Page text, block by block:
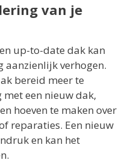
van je
up-to-date dak kan
aanzienlijk verhogen.
bereid meer te
een nieuw dak,
hoeven te maken over
reparaties. Een nieuw
en kan het